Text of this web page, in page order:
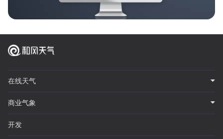
在线天气
商业气象
开发